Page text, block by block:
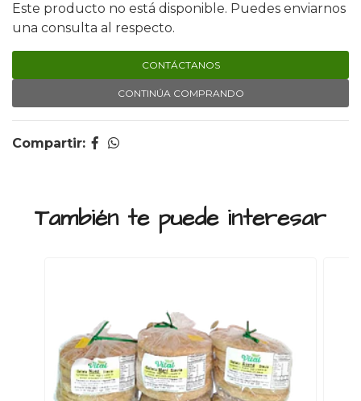
Este producto no está disponible. Puedes enviarnos
una consulta al respecto.
CONTÁCTANOS
CONTINÚA COMPRANDO
Compartir:
También te puede interesar